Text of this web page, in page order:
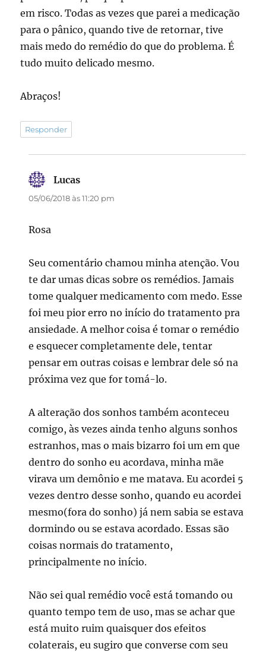
em risco. Todas as vezes que parei a medicação
para o pânico, quando tive de retornar, tive
mais medo do remédio do que do problema. É
tudo muito delicado mesmo.
Abraços!
Responder
Lucas
05/06/2018 às 11:20 pm
Rosa
Seu comentário chamou minha atenção. Vou
te dar umas dicas sobre os remédios. Jamais
tome qualquer medicamento com medo. Esse
foi meu pior erro no início do tratamento pra
ansiedade. A melhor coisa é tomar o remédio
e esquecer completamente dele, tentar
pensar em outras coisas e lembrar dele só na
próxima vez que for tomá-lo.
A alteração dos sonhos também aconteceu
comigo, às vezes ainda tenho alguns sonhos
estranhos, mas o mais bizarro foi um em que
dentro do sonho eu acordava, minha mãe
virava um demônio e me matava. Eu acordei 5
vezes dentro desse sonho, quando eu acordei
mesmo(fora do sonho) já nem sabia se estava
dormindo ou se estava acordado. Essas são
coisas normais do tratamento,
principalmente no início.
Não sei qual remédio você está tomando ou
quanto tempo tem de uso, mas se achar que
está muito ruim quaisquer dos efeitos
colaterais, eu sugiro que converse com seu